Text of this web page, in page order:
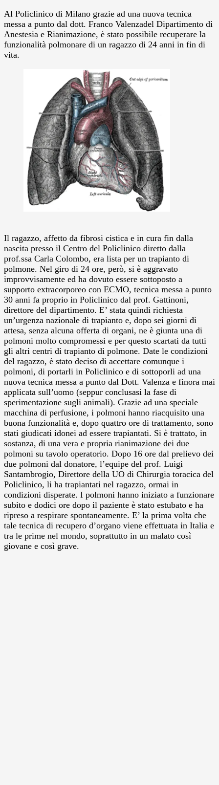
Al Policlinico di Milano grazie ad una nuova tecnica
messa a punto dal dott. Franco Valenzadel Dipartimento di
Anestesia e Rianimazione, è stato possibile recuperare la
funzionalità polmonare di un ragazzo di 24 anni in fin di
vita.
Il ragazzo, affetto da fibrosi cistica e in cura fin dalla
nascita presso il Centro del Policlinico diretto dalla
prof.ssa Carla Colombo, era lista per un trapianto di
polmone. Nel giro di 24 ore, però, si è aggravato
improvvisamente ed ha dovuto essere sottoposto a
supporto extracorporeo con ECMO, tecnica messa a punto
30 anni fa proprio in Policlinico dal prof. Gattinoni,
direttore del dipartimento. E’ stata quindi richiesta
un’urgenza nazionale di trapianto e, dopo sei giorni di
attesa, senza alcuna offerta di organi, ne è giunta una di
polmoni molto compromessi e per questo scartati da tutti
gli altri centri di trapianto di polmone. Date le condizioni
del ragazzo, è stato deciso di accettare comunque i
polmoni, di portarli in Policlinico e di sottoporli ad una
nuova tecnica messa a punto dal Dott. Valenza e finora mai
applicata sull’uomo (seppur conclusasi la fase di
sperimentazione sugli animali). Grazie ad una speciale
macchina di perfusione, i polmoni hanno riacquisito una
buona funzionalità e, dopo quattro ore di trattamento, sono
stati giudicati idonei ad essere trapiantati. Si è trattato, in
sostanza, di una vera e propria rianimazione dei due
polmoni su tavolo operatorio. Dopo 16 ore dal prelievo dei
due polmoni dal donatore, l’equipe del prof. Luigi
Santambrogio, Direttore della UO di Chirurgia toracica del
Policlinico, li ha trapiantati nel ragazzo, ormai in
condizioni disperate. I polmoni hanno iniziato a funzionare
subito e dodici ore dopo il paziente è stato estubato e ha
ripreso a respirare spontaneamente. E’ la prima volta che
tale tecnica di recupero d’organo viene effettuata in Italia e
tra le prime nel mondo, soprattutto in un malato così
giovane e così grave.